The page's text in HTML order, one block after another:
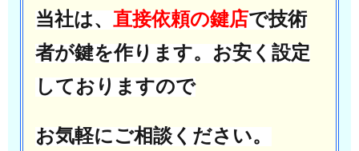
当社は、 直接依頼の鍵店で技術
者が鍵を作ります。お安く設定
しておりますので
お気軽にご相談ください。